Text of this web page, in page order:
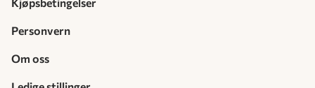
Kjøpsbetingelser
Personvern
Om oss